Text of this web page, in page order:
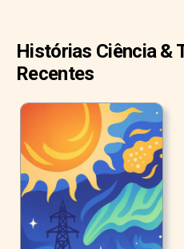
Histórias Ciência &
Recentes